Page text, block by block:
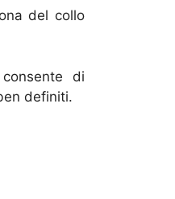
del collo
di
definiti.